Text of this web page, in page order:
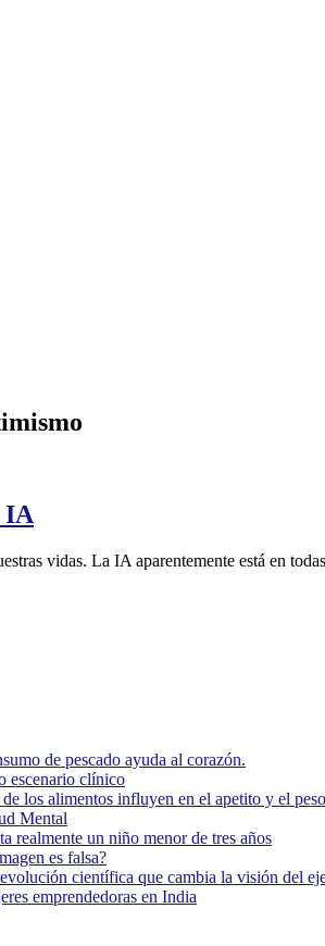
IA
vidas. La IA aparentemente está en
de pescado ayuda al corazón.
escenario clínico
los alimentos influyen en el apetito y el peso
Mental
realmente un niño menor de tres años
es falsa?
científica que cambia la visión del
emprendedoras en India